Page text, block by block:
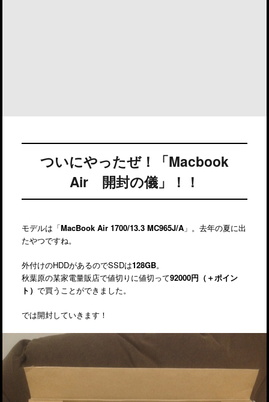
ついにやったぜ！「Macbook
Air 開封の儀」！！
モデルは「MacBook Air 1700/13.3 MC965J/A」。去年の夏に出
たやつですね。
外付けのHDDがあるのでSSDは128GB。
秋葉原の某家電量販店で値切りに値切って92000円（＋ポイン
ト） で買うことができました。
では開封していきます！